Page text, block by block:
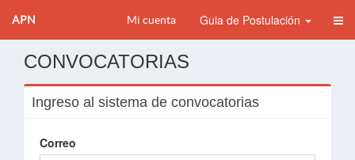
APN Mi cuenta Guia de Postulación
CONVOCATORIAS
Ingreso al sistema de convocatorias
Correo